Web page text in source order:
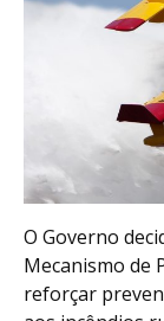
O Governo
Mecanismo de
reforçar